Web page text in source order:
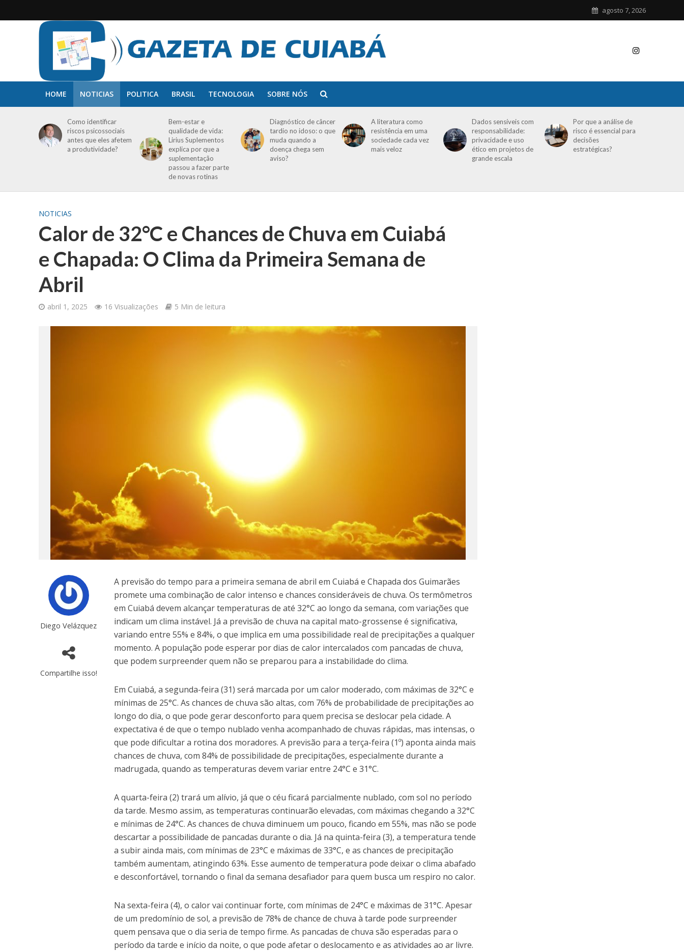
agosto 7, 2026
HOME NOTICIAS POLITICA BRASIL TECNOLOGIA SOBRE NÓS
Como identificar
riscos psicossociais
antes que eles afetem
a produtividade?
Bem-estar e
qualidade de vida:
Lirius Suplementos
explica por que a
suplementação
passou a fazer parte
de novas rotinas
Diagnóstico de câncer
tardio no idoso: o que
muda quando a
doença chega sem
aviso?
A literatura como
resistência em uma
sociedade cada vez
mais veloz
Dados sensíveis com
responsabilidade:
privacidade e uso
ético em projetos de
grande escala
Por que a análise de
risco é essencial para
decisões
estratégicas?
NOTICIAS
Calor de 32°C e Chances de Chuva em Cuiabá
e Chapada: O Clima da Primeira Semana de
Abril
abril 1, 2025 16 Visualizações 5 Min de leitura
Diego Velázquez
Compartilhe isso!
A previsão do tempo para a primeira semana de abril em Cuiabá e Chapada dos Guimarães
promete uma combinação de calor intenso e chances consideráveis de chuva. Os termômetros
em Cuiabá devem alcançar temperaturas de até 32°C ao longo da semana, com variações que
indicam um clima instável. Já a previsão de chuva na capital mato-grossense é significativa,
variando entre 55% e 84%, o que implica em uma possibilidade real de precipitações a qualquer
momento. A população pode esperar por dias de calor intercalados com pancadas de chuva,
que podem surpreender quem não se preparou para a instabilidade do clima.
Em Cuiabá, a segunda-feira (31) será marcada por um calor moderado, com máximas de 32°C e
mínimas de 25°C. As chances de chuva são altas, com 76% de probabilidade de precipitações ao
longo do dia, o que pode gerar desconforto para quem precisa se deslocar pela cidade. A
expectativa é de que o tempo nublado venha acompanhado de chuvas rápidas, mas intensas, o
que pode dificultar a rotina dos moradores. A previsão para a terça-feira (1º) aponta ainda mais
chances de chuva, com 84% de possibilidade de precipitações, especialmente durante a
madrugada, quando as temperaturas devem variar entre 24°C e 31°C.
A quarta-feira (2) trará um alívio, já que o céu ficará parcialmente nublado, com sol no período
da tarde. Mesmo assim, as temperaturas continuarão elevadas, com máximas chegando a 32°C
e mínimas de 24°C. As chances de chuva diminuem um pouco, ficando em 55%, mas não se pode
descartar a possibilidade de pancadas durante o dia. Já na quinta-feira (3), a temperatura tende
a subir ainda mais, com mínimas de 23°C e máximas de 33°C, e as chances de precipitação
também aumentam, atingindo 63%. Esse aumento de temperatura pode deixar o clima abafado
e desconfortável, tornando o final da semana desafiador para quem busca um respiro no calor.
Na sexta-feira (4), o calor vai continuar forte, com mínimas de 24°C e máximas de 31°C. Apesar
de um predomínio de sol, a previsão de 78% de chance de chuva à tarde pode surpreender
quem pensava que o dia seria de tempo firme. As pancadas de chuva são esperadas para o
período da tarde e início da noite, o que pode afetar o deslocamento e as atividades ao ar livre.